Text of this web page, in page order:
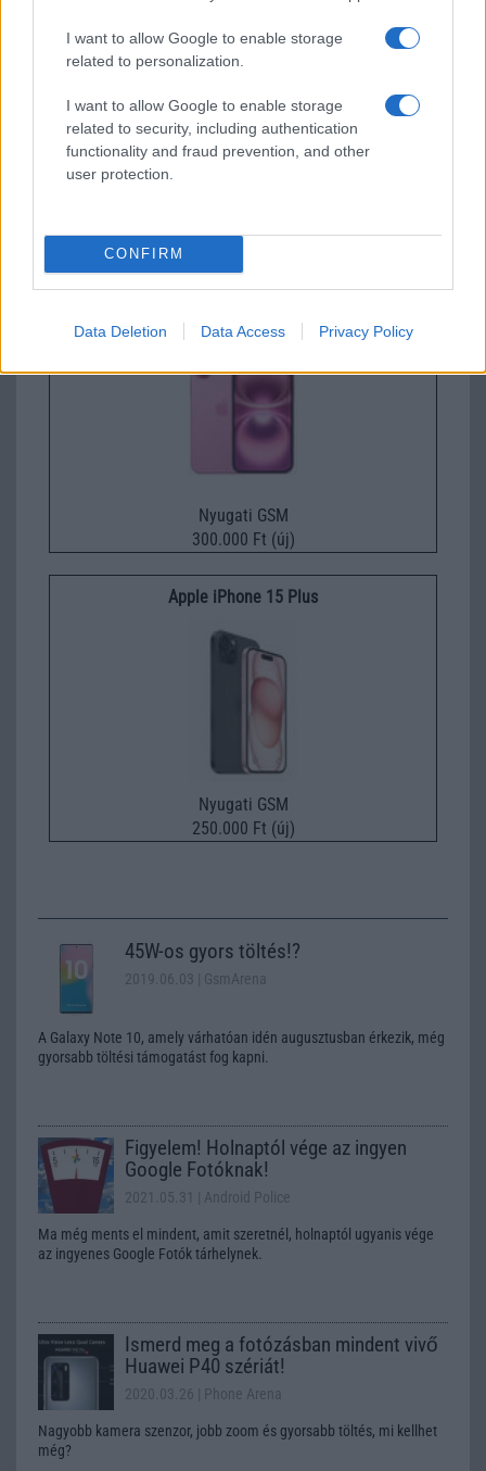
I want to allow Google to enable storage
related to personalization.
I want to allow Google to enable storage
related to security, including authentication
functionality and fraud prevention, and other
user protection.
CONFIRM
Data Deletion Data Access Privacy Policy
Nyugati GSM
300.000 Ft (új)
Apple iPhone 15 Plus
Nyugati GSM
250.000 Ft (új)
45W-os gyors töltés!?
2019.06.03 | GsmArena
A Galaxy Note 10, amely várhatóan idén augusztusban érkezik, még
gyorsabb töltési támogatást fog kapni.
Figyelem! Holnaptól vége az ingyen
Google Fotóknak!
2021.05.31 | Android Police
Ma még ments el mindent, amit szeretnél, holnaptól ugyanis vége
az ingyenes Google Fotók tárhelynek.
Ismerd meg a fotózásban mindent vivő
Huawei P40 szériát!
2020.03.26 | Phone Arena
Nagyobb kamera szenzor, jobb zoom és gyorsabb töltés, mi kellhet
még?